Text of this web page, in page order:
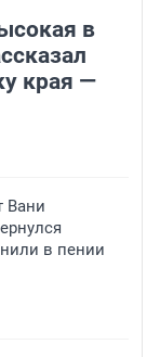
в
края —
Вани
в пении